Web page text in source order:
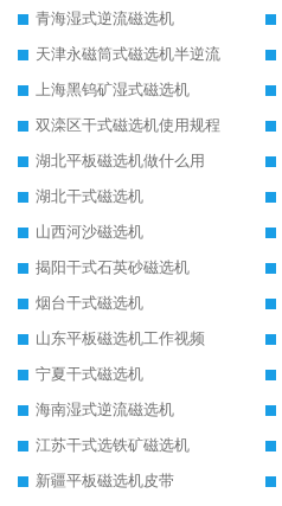
青海湿式逆流磁选机
天津永磁筒式磁选机半逆流
上海黑钨矿湿式磁选机
双滦区干式磁选机使用规程
湖北平板磁选机做什么用
湖北干式磁选机
山西河沙磁选机
揭阳干式石英砂磁选机
烟台干式磁选机
山东平板磁选机工作视频
宁夏干式磁选机
海南湿式逆流磁选机
江苏干式选铁矿磁选机
新疆平板磁选机皮带